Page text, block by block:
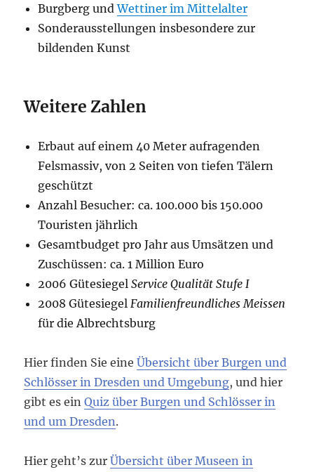
Burgberg undWettiner im Mittelalter
Sonderausstellungen insbesondere zur
bildenden Kunst
Weitere Zahlen
Erbaut auf einem 40 Meter aufragenden
Felsmassiv, von 2 Seiten von tiefen Tälern
geschützt
Anzahl Besucher: ca. 100.000 bis 150.000
Touristen jährlich
Gesamtbudget pro Jahr aus Umsätzen und
Zuschüssen: ca. 1 Million Euro
2006 GütesiegelService Qualität Stufe I
2008 Gütesiegel Familienfreundliches Meissen
für die Albrechtsburg
Hier finden Sie eineÜbersicht über Burgen und
Schlösser in Dresden und Umgebung, und hier
gibt es einQuiz über Burgen und Schlösser in
und um Dresden.
Hier geht’s zurÜbersicht über Museen in